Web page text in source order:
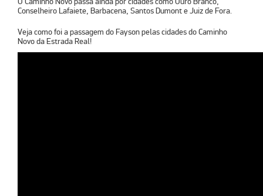
Conselheiro Lafaiete, Barbacena, Santos Dumont e Juiz de Fora.
Veja como foi a passagem do Fayson pelas cidades do Caminho
Novo da Estrada Real!